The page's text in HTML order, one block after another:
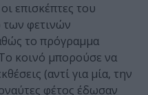
επισκέπτες του
των φετινών
το πρόγραμμα
κοινό μπορούσε να
(αντί για μία, την
φέτος έδωσαν